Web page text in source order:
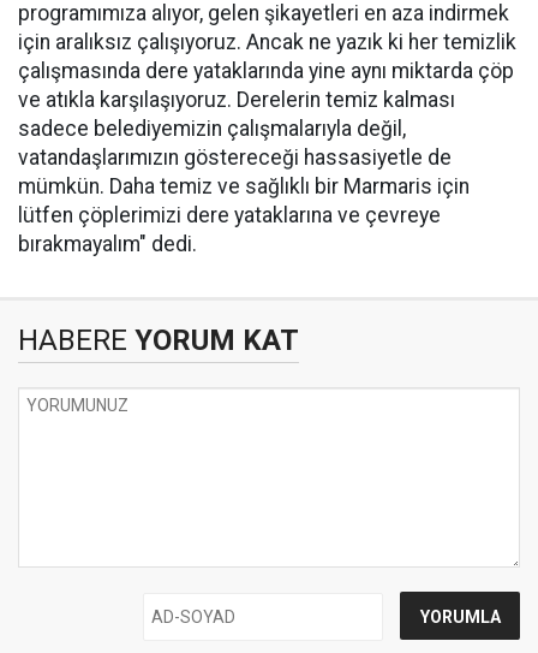
programımıza alıyor, gelen şikayetleri en aza indirmek
için aralıksız çalışıyoruz. Ancak ne yazık ki her temizlik
çalışmasında dere yataklarında yine aynı miktarda çöp
ve atıkla karşılaşıyoruz. Derelerin temiz kalması
sadece belediyemizin çalışmalarıyla değil,
vatandaşlarımızın göstereceği hassasiyetle de
mümkün. Daha temiz ve sağlıklı bir Marmaris için
lütfen çöplerimizi dere yataklarına ve çevreye
bırakmayalım" dedi.
HABERE YORUM KAT